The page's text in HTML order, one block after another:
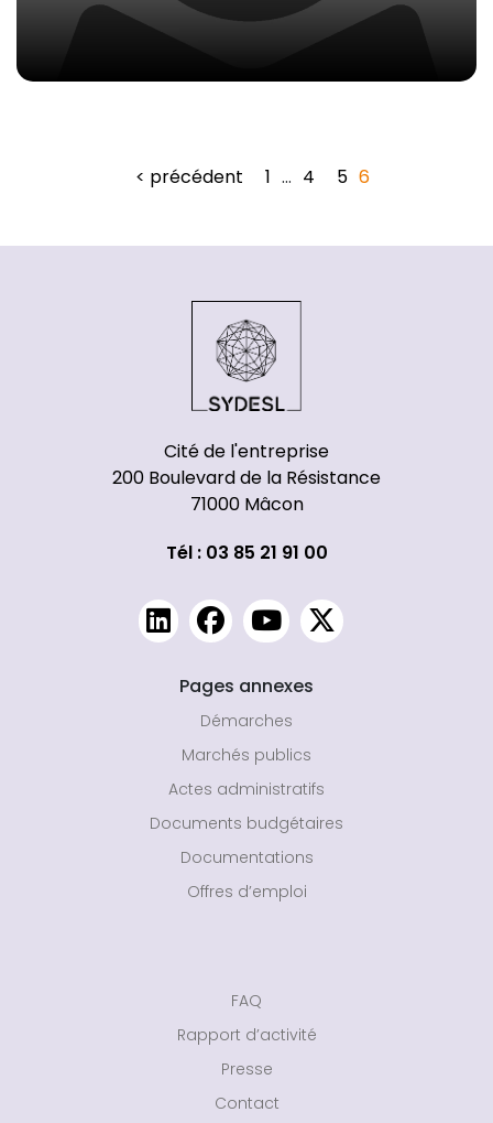
< précédent 1 … 4 5 6
Cité de l'entreprise
200 Boulevard de la Résistance
71000 Mâcon
Tél : 03 85 21 91 00
Pages annexes
Démarches
Marchés publics
Actes administratifs
Documents budgétaires
Documentations
Offres d’emploi
FAQ
Rapport d’activité
Presse
Contact